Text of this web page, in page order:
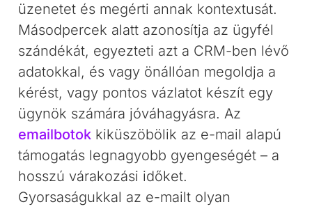
üzenetet és megérti annak kontextusát.
Másodpercek alatt azonosítja az ügyfél
szándékát, egyezteti azt a CRM-ben lévő
adatokkal, és vagy önállóan megoldja a
kérést, vagy pontos vázlatot készít egy
ügynök számára jóváhagyásra. Az
emailbotok kiküszöbölik az e-mail alapú
támogatás legnagyobb gyengeségét – a
hosszú várakozási időket.
Gyorsaságukkal az e-mailt olyan